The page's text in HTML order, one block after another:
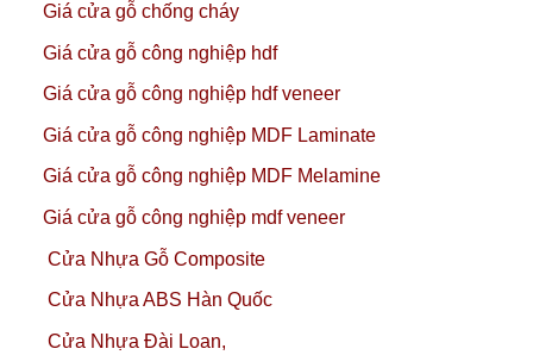
Giá cửa gỗ chống cháy
Giá cửa gỗ công nghiệp hdf
Giá cửa gỗ công nghiệp hdf veneer
Giá cửa gỗ công nghiệp MDF Laminate
Giá cửa gỗ công nghiệp MDF Melamine
Giá cửa gỗ công nghiệp mdf veneer
Cửa Nhựa Gỗ Composite
Cửa Nhựa ABS Hàn Quốc
Cửa Nhựa Đài Loan,